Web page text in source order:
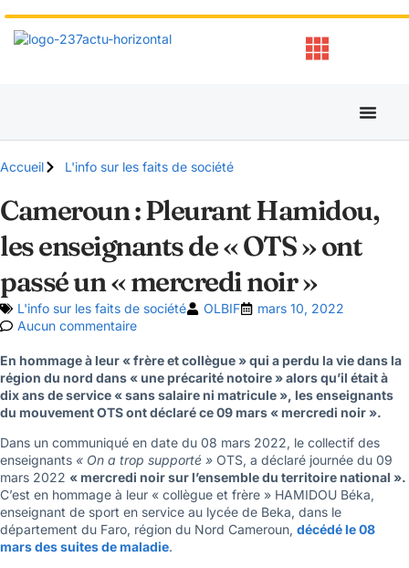
Accueil L'info sur les faits de société
Cameroun : Pleurant Hamidou,
les enseignants de « OTS » ont
passé un « mercredi noir »
L'info sur les faits de société OLBIF
mars 10, 2022
Aucun commentaire
En hommage à leur « frère et collègue » qui a perdu la vie dans la
région du nord dans « une précarité notoire » alors qu’il était à
dix ans de service « sans salaire ni matricule », les enseignants
du mouvement OTS ont déclaré ce 09 mars « mercredi noir ».
Dans un communiqué en date du 08 mars 2022, le collectif des
enseignants « On a trop supporté » OTS, a déclaré journée du 09
mars 2022 « mercredi noir sur l’ensemble du territoire national ».
C’est en hommage à leur « collègue et frère » HAMIDOU Béka,
enseignant de sport en service au lycée de Beka, dans le
département du Faro, région du Nord Cameroun, décédé le 08
mars des suites de maladie.